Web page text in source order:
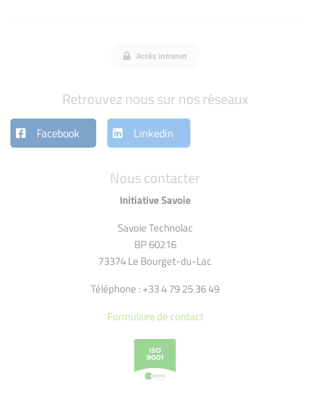
Nous contacter
Initiative Savoie
Savoie Technolac
BP 60216
73374 Le Bourget-du-Lac
Téléphone : +33 4 79 25 36 49
Formulaire de contact
Accès intranet
Retrouvez nous sur nos réseaux
Facebook Linkedin